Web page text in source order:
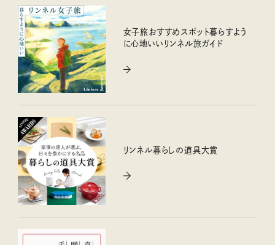
女子旅おすすめスポット暮らすよう
に心地いいリンネル旅ガイド
リンネル暮らしの道具大賞